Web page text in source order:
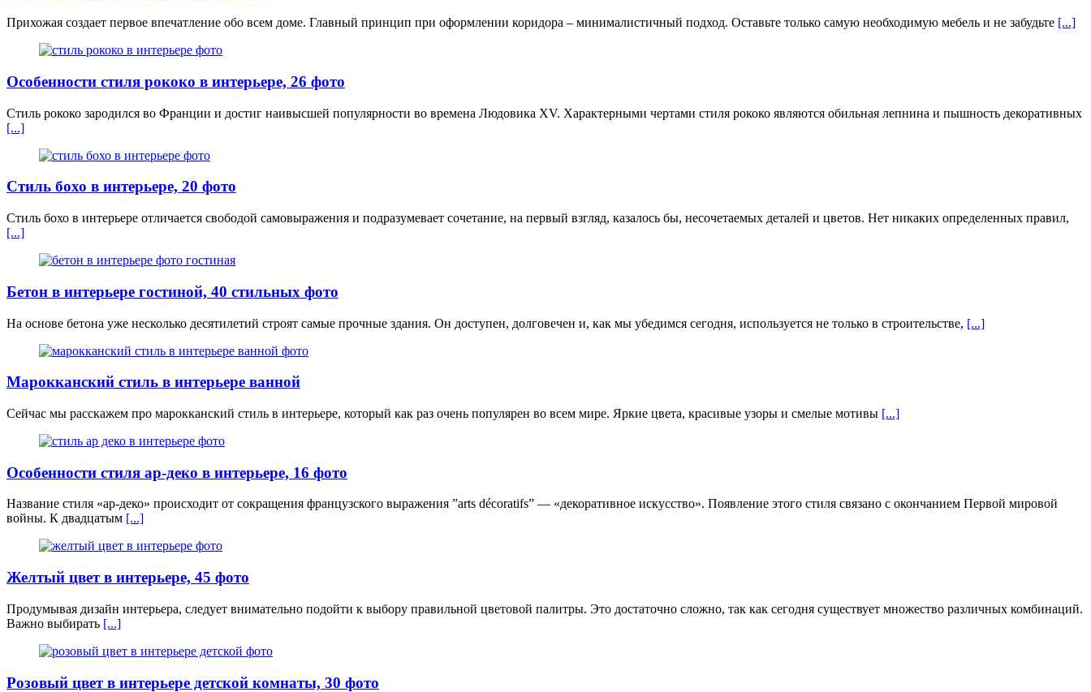
Прихожая создает первое впечатление обо всем доме. Главный принцип при оформлении коридора – минималистичный подход. Оставьте только самую необходимую мебель и не забудьте [...]
Особенности стиля рококо в интерьере, 26 фото
Стиль рококо зародился во Франции и достиг наивысшей популярности во времена Людовика XV. Характерными чертами стиля рококо являются обильная лепнина и пышность декоративных
[...]
Стиль бохо в интерьере, 20 фото
Стиль бохо в интерьере отличается свободой самовыражения и подразумевает сочетание, на первый взгляд, казалось бы, несочетаемых деталей и цветов. Нет никаких определенных правил,
[...]
Бетон в интерьере гостиной, 40 стильных фото
На основе бетона уже несколько десятилетий строят самые прочные здания. Он доступен, долговечен и, как мы убедимся сегодня, используется не только в строительстве, [...]
Марокканский стиль в интерьере ванной
Сейчас мы расскажем про марокканский стиль в интерьере, который как раз очень популярен во всем мире. Яркие цвета, красивые узоры и смелые мотивы [...]
Особенности стиля ар-деко в интерьере, 16 фото
Название стиля «ар-деко» происходит от сокращения французского выражения ”arts décoratifs” — «декоративное искусство». Появление этого стиля связано с окончанием Первой мировой
войны. К двадцатым [...]
Желтый цвет в интерьере, 45 фото
Продумывая дизайн интерьера, следует внимательно подойти к выбору правильной цветовой палитры. Это достаточно сложно, так как сегодня существует множество различных комбинаций.
Важно выбирать [...]
Розовый цвет в интерьере детской комнаты, 30 фото